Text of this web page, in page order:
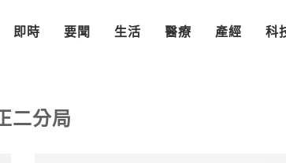
即時 要聞 生活 醫療 產經 科
二分局